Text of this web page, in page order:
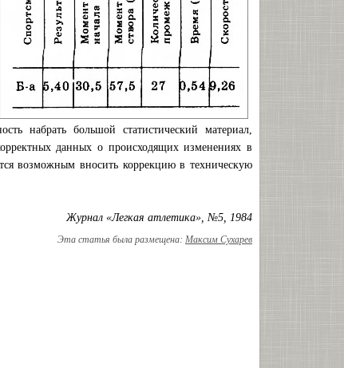
набрать большой статистический материал,
данных о происходящих изменениях в
возможным вносить коррекцию в техническую
Журнал «Легкая атлетика», №5, 1984
Эта статья была размещена: Максим Сухарев